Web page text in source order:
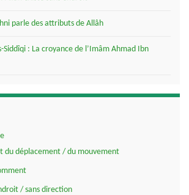
parle des attributs de Allâh
Siddîqi : La croyance de l’Imâm Ahmad Ibn
du déplacement / du mouvement
/ sans direction